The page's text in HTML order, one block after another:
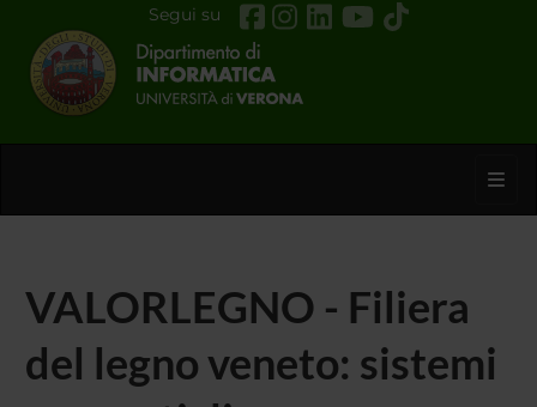
Segui su
VALORLEGNO - Filiera
del legno veneto: sistemi